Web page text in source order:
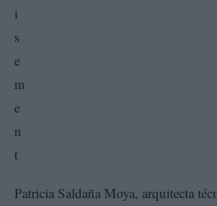
Patricia Saldaña Moya, arquitecta